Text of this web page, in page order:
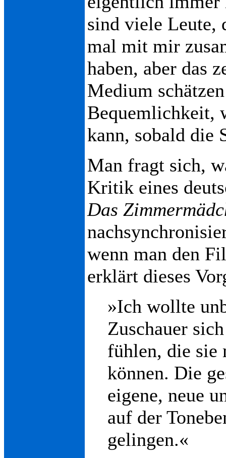
sind viele Leute,
mal mit mir
haben, aber das
Medium
Bequemlichkeit,
kann, sobald die
Man fragt sich,
Kritik eines
Das
wenn man den
erklärt dieses
»Ich wollte
Zuschauer
fühlen, die sie
können. Die
eigene, neue
auf der
gelingen.«